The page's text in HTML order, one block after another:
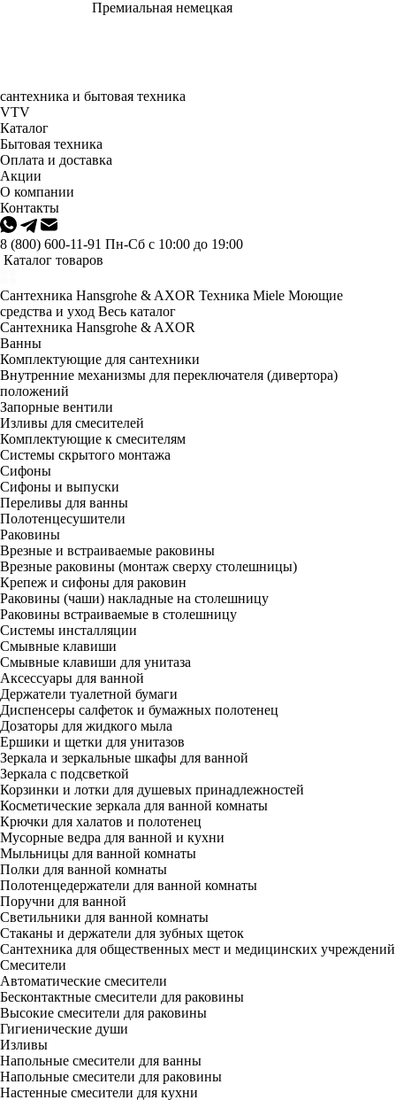
Премиальная немецкая
сантехника и бытовая техника
VTV
Каталог
Бытовая техника
Оплата и доставка
Акции
О компании
Контакты
8 (800) 600-11-91 Пн-Сб с 10:00 до 19:00
Каталог товаров
Сантехника Hansgrohe & AXOR Техника Miele Моющие
средства и уход Весь каталог
Сантехника Hansgrohe & AXOR
Ванны
Комплектующие для сантехники
Внутренние механизмы для переключателя (дивертора)
положений
Запорные вентили
Изливы для смесителей
Комплектующие к смесителям
Системы скрытого монтажа
Сифоны
Сифоны и выпуски
Переливы для ванны
Полотенцесушители
Раковины
Врезные и встраиваемые раковины
Врезные раковины (монтаж сверху столешницы)
Крепеж и сифоны для раковин
Раковины (чаши) накладные на столешницу
Раковины встраиваемые в столешницу
Системы инсталляции
Смывные клавиши
Смывные клавиши для унитаза
Аксессуары для ванной
Держатели туалетной бумаги
Диспенсеры салфеток и бумажных полотенец
Дозаторы для жидкого мыла
Ершики и щетки для унитазов
Зеркала и зеркальные шкафы для ванной
Зеркала с подсветкой
Корзинки и лотки для душевых принадлежностей
Косметические зеркала для ванной комнаты
Крючки для халатов и полотенец
Мусорные ведра для ванной и кухни
Мыльницы для ванной комнаты
Полки для ванной комнаты
Полотенцедержатели для ванной комнаты
Поручни для ванной
Светильники для ванной комнаты
Стаканы и держатели для зубных щеток
Сантехника для общественных мест и медицинских учреждений
Смесители
Автоматические смесители
Бесконтактные смесители для раковины
Высокие смесители для раковины
Гигиенические души
Изливы
Напольные смесители для ванны
Напольные смесители для раковины
Настенные смесители для кухни